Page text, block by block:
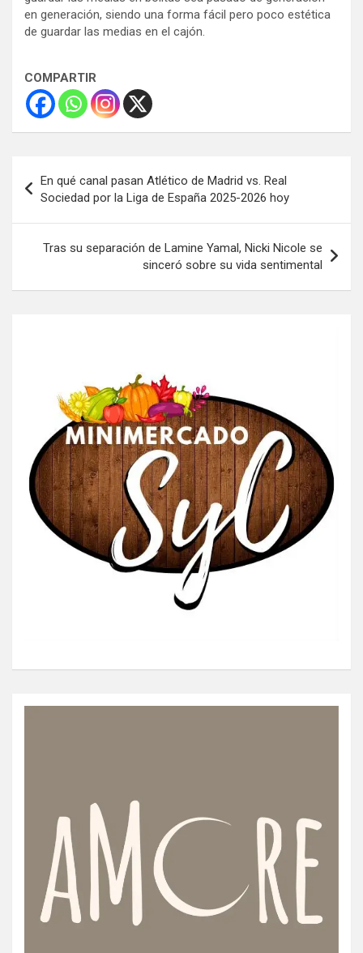
en generación, siendo una forma fácil pero poco estética
de guardar las medias en el cajón.
COMPARTIR
de
entradas
En qué canal pasan Atlético de Madrid vs. Real
Sociedad por la Liga de España 2025-2026 hoy
Tras su separación de Lamine Yamal, Nicki Nicole se
sinceró sobre su vida sentimental